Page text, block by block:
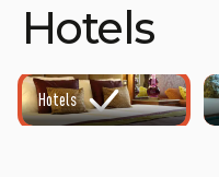
Hotels
Hotels